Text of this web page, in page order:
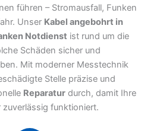
führen – Stromausfall, Funken
Unser Kabel angebohrt in
Notdienst ist rund um die
Schäden sicher und
Mit moderner Messtechnik
Stelle präzise und
Reparatur durch, damit Ihre
zuverlässig funktioniert.